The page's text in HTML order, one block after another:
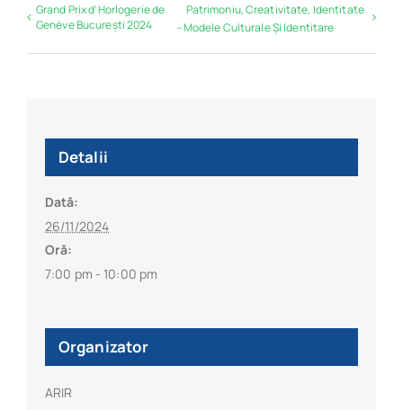
Grand Prix d’Horlogerie de
Genève București 2024
Patrimoniu, Creativitate, Identitate
– Modele Culturale Și Identitare
Detalii
Dată:
26/11/2024
Oră:
7:00 pm - 10:00 pm
Organizator
ARIR